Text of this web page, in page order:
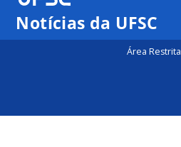
Notícias da UFSC
Área Restrita